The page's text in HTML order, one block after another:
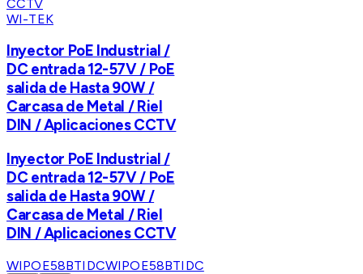
WI-TEK
Inyector PoE Industrial /
DC entrada 12-57V / PoE
salida de Hasta 90W /
Carcasa de Metal / Riel
DIN / Aplicaciones CCTV
Inyector PoE Industrial /
DC entrada 12-57V / PoE
salida de Hasta 90W /
Carcasa de Metal / Riel
DIN / Aplicaciones CCTV
WIPOE58BTIDCWIPOE58BTIDC